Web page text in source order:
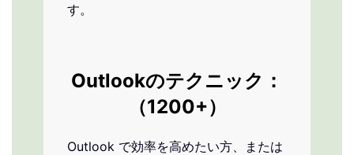
す。
Outlookのテクニック：
（1200+）
Outlook で効率を高めたい方、または